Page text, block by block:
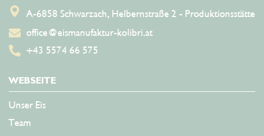
A-6858 Schwarzach, Helbernstraße 2 - Produktionsstätte
office@eismanufaktur-kolibri.at
+43 5574 66 575
WEBSEITE
Unser Eis
Team